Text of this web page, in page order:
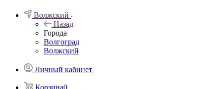
Волжский
Назад
Города
Волгоград
Волжский
Личный кабинет
Корзина0